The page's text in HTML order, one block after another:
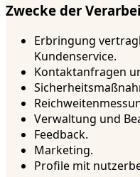
Zwecke der
Erbringung
Kundenservice.
Kontaktanfragen
Verwaltung und
Feedback.
Marketing.
Profile mit